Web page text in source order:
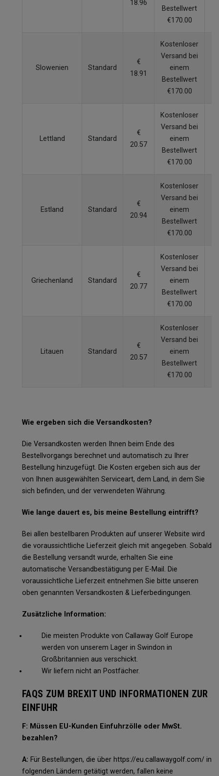
18.96
Bestellwert
€170.00
Slowenien Standard
€
18.91
Kostenloser
Versand bei
einem
Bestellwert
€170.00
Lettland Standard
€
20.57
Kostenloser
Versand bei
einem
Bestellwert
€170.00
Estland Standard
€
20.94
Kostenloser
Versand bei
einem
Bestellwert
€170.00
Griechenland Standard
€
20.77
Kostenloser
Versand bei
einem
Bestellwert
€170.00
Litauen Standard
€
20.57
Kostenloser
Versand bei
einem
Bestellwert
€170.00
Wie ergeben sich die Versandkosten?
Die Versandkosten werden Ihnen beim Ende des
Bestellvorgangs berechnet und automatisch zu Ihrer
Bestellung hinzugefügt. Die Kosten ergeben sich aus der
von Ihnen ausgewählten Serviceart, dem Land, in dem Sie
sich befinden, und der verwendeten Währung.
Wie lange dauert es, bis meine Bestellung eintrifft?
Bei allen bestellbaren Produkten auf unserer Website wird
die voraussichtliche Lieferzeit gleich mit angegeben. Sobald
die Bestellung versandt wurde, erhalten Sie eine
automatische Versandbestätigung per E-Mail. Die
voraussichtliche Lieferzeit entnehmen Sie bitte unseren
oben genannten Versandkosten & Lieferbedingungen.
Zusätzliche Information:
Die meisten Produkte von Callaway Golf Europe
werden von unserem Lager in Swindon in
Großbritannien aus verschickt.
Wir liefern nicht an Postfächer.
FAQS ZUM BREXIT UND INFORMATIONEN ZUR
EINFUHR
F: Müssen EU-Kunden Einfuhrzölle oder MwSt.
bezahlen?
A: Für Bestellungen, die über https://eu.callawaygolf.com/ in
folgenden Ländern getätigt werden, fallen keine